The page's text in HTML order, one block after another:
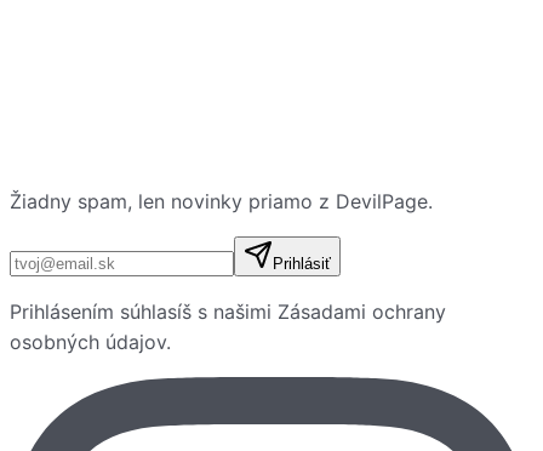
Žiadny spam, len novinky priamo z DevilPage.
E-mailová adresa
Prihlásiť
Prihlásením súhlasíš s našimi Zásadami ochrany
osobných údajov.